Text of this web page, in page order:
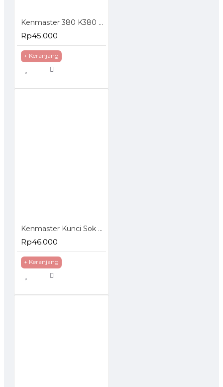
Kenmaster 380 K380 B380 Tool Box Toolbox Kotak Perkakas
Rp45.000
+ Keranjang
Kenmaster Kunci Sok Set 40 Pcs Socket Wrench Set
Rp46.000
+ Keranjang